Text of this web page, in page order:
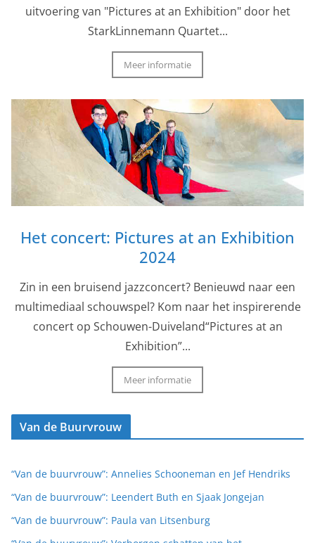
uitvoering van "Pictures at an Exhibition" door het
StarkLinnemann Quartet...
Meer informatie
Het concert: Pictures at an Exhibition
2024
Zin in een bruisend jazzconcert? Benieuwd naar een
multimediaal schouwspel? Kom naar het inspirerende
concert op Schouwen-Duiveland“Pictures at an
Exhibition”...
Meer informatie
Van de Buurvrouw
“Van de buurvrouw”: Annelies Schooneman en Jef Hendriks
“Van de buurvrouw”: Leendert Buth en Sjaak Jongejan
“Van de buurvrouw”: Paula van Litsenburg